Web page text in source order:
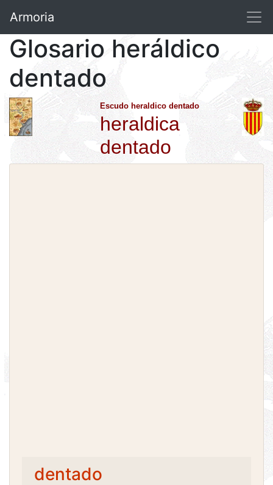
Armoria
Glosario heráldico
dentado
Escudo heraldico dentado
heraldica
dentado
dentado